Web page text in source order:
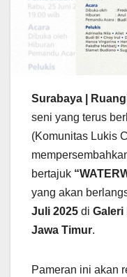
Surabaya |
seni yang terus
(Komunitas Lukis
bertajuk
yang akan
Juli 2025 di Galeri
Jawa Timur.
Pameran ini akan